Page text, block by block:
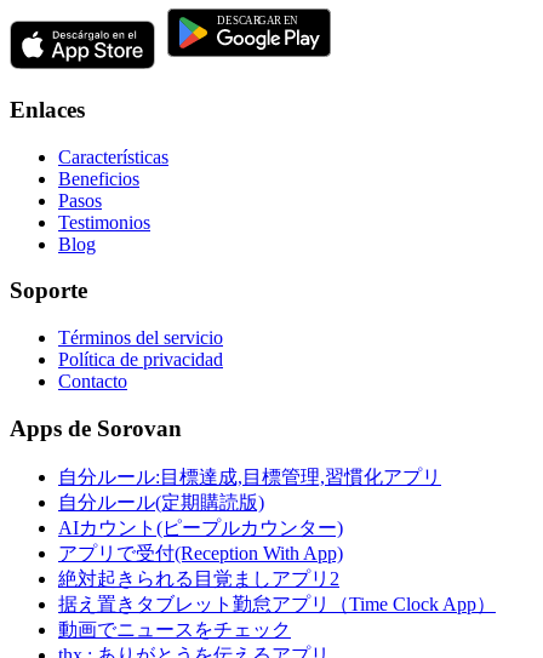
Enlaces
Características
Beneficios
Pasos
Testimonios
Blog
Soporte
Términos del servicio
Política de privacidad
Contacto
Apps de Sorovan
自分ルール:目標達成,目標管理,習慣化アプリ
自分ルール(定期購読版)
AIカウント(ピープルカウンター)
アプリで受付(Reception With App)
絶対起きられる目覚ましアプリ2
据え置きタブレット勤怠アプリ（Time Clock App）
動画でニュースをチェック